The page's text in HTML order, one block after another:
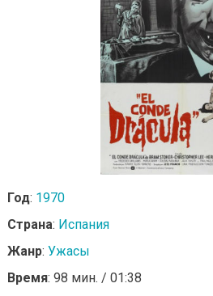
Год: 1970
Страна: Испания
Жанр: Ужасы
Время: 98 мин. / 01:38